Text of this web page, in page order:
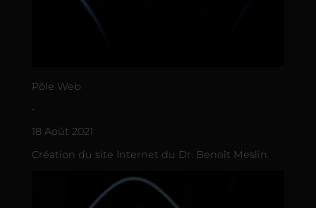
Põle Web
•
18 Août 2021
Création du site Internet du Dr. Benoît Meslin.